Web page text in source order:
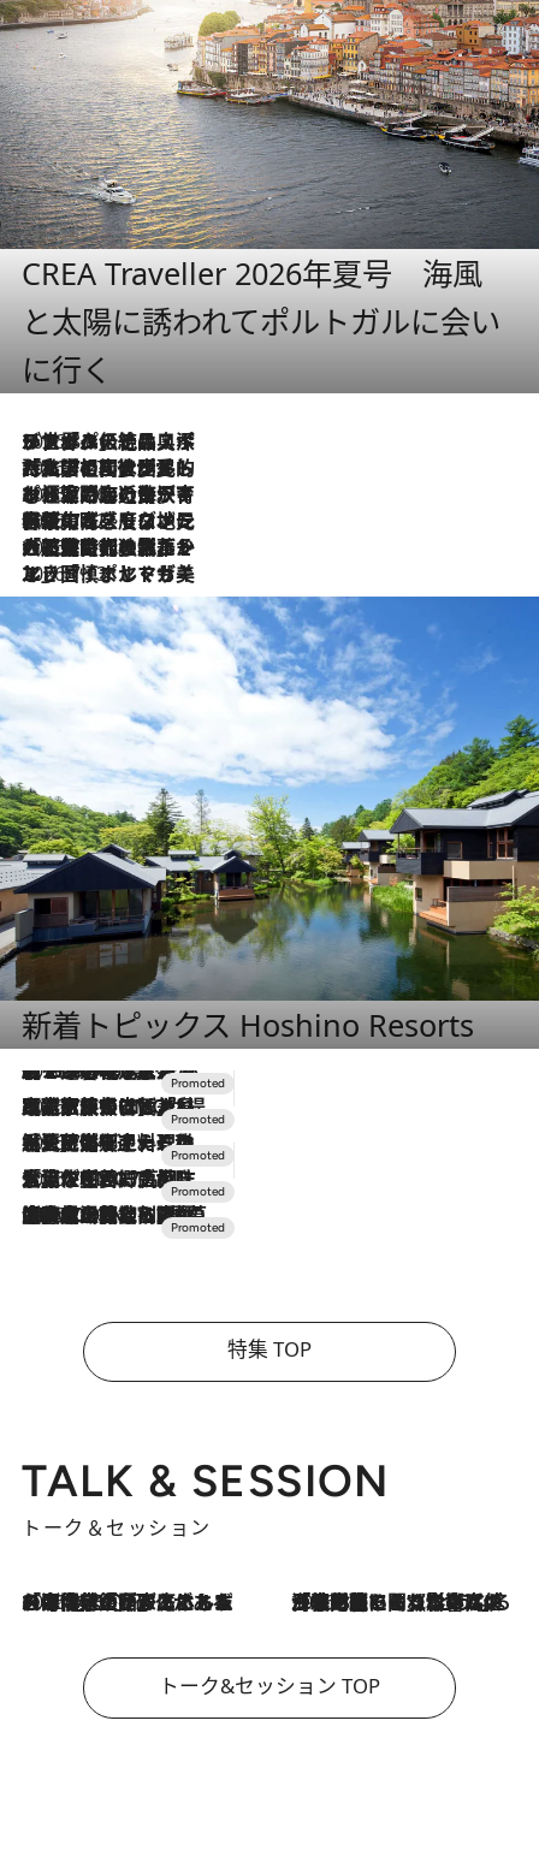
CREA Traveller 2026年夏号 海風
と太陽に誘われてポルトガルに会い
に行く
2026.8.8
リスボンの絶品スイーツ「パステル・デ・ナタ」とは？ポルトガル伝統の奥深い世界へ
2026.7.27
「私の祖国はポルトガル語です」国民的詩人フェルナンド・ペソアと、彼が愛した文学の街を歩く
2026.7.26
ポルトガル近海が育む極上の海の幸。キリリと冷えた白ワインと愉しむ、シーフード専門店の贅沢
2026.7.22
伝統の味をモダンに昇華。高感度な地元客が集う、リスボンの最旬ガストロノミー
2026.7.21
大航海時代の栄華から、震災、独裁、そして革命へ。ポルトガル・首都リスボンの石畳に刻まれた「歴史の光と影」
2026.7.13
エッセイ・ヤマザキマリ「慎ましくも美しき国 ポルトガル」
新着トピックス Hoshino Resorts
2026.8.7
【トンボの足水浴】ヒノキの香りに包まれて涼感マックス！約13℃の湧水かけ流しを避暑地「星野温泉 トンボの湯」で体験
2026.7.31
【ホテル帰省】という選択肢をOMOが提案。家族とほどよい距離を保つには「昼は実家、夜は気兼ねなくホテルで！」
2026.7.24
【夏限定ディナーコース】旬を迎える稚鮎や花ズッキーニなどをイタリア・トスカーナの郷土料理の手法で満喫！
2026.7.17
「土佐和ハーブかき氷」がOMO7高知に登場！生姜、山椒、大葉など目にも舌にも涼を呼ぶ郷土の味
2026.7.10
NEW OPEN！【界 草津】名湯の地に誕生。趣の異なる2種の温泉と上州ならではの会席・蕎麦割烹など美食を味わう究極の癒やし旅
特集 TOP
TALK & SESSION
トーク＆セッション
2026.8.3
「今後値上げがあるとすれば…」「リスクがあるのは今年の冬」エネルギー専門家が語る、ホルムズ海峡封鎖が家庭にもたらす“ある心配” 2026.8.3
「住宅建てられない…」「サーチャージ料の高値が続いている」ホルムズ海峡封鎖による影響はいつまで続く？《エネルギー専門家に聞く“どうなる日本の暮らし”》
トーク&セッション TOP